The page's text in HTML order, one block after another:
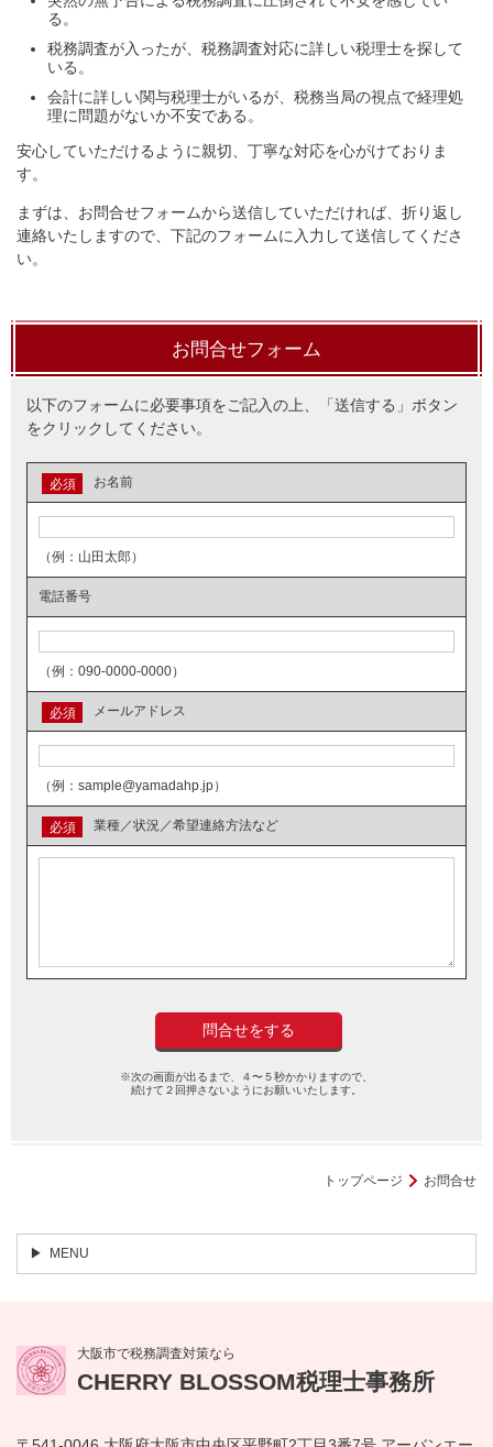
る。
税務調査が入ったが、税務調査対応に詳しい税理士を探して
いる。
会計に詳しい関与税理士がいるが、税務当局の視点で経理処
理に問題がないか不安である。
安心していただけるように親切、丁寧な対応を心がけておりま
す。
まずは、お問合せフォームから送信していただければ、折り返し
連絡いたしますので、下記のフォームに入力して送信してくださ
い。
お問合せフォーム
以下のフォームに必要事項をご記入の上、「送信する」ボタン
をクリックしてください。
お名前
必須
（例：山田太郎）
電話番号
（例：090-0000-0000）
メールアドレス
必須
（例：sample@yamadahp.jp）
業種／状況／希望連絡方法など
必須
※次の画面が出るまで、４〜５秒かかりますので、
続けて２回押さないようにお願いいたします。
トップページ お問合せ
MENU
大阪市で税務調査対策なら
CHERRY BLOSSOM税理士事務所